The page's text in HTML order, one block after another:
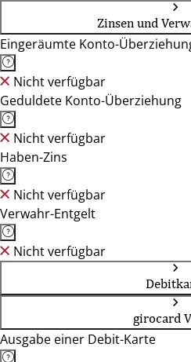
Zinsen und
Eingeräumte Konto-
Nicht verfügbar
Geduldete Konto-Überziehung
Nicht verfügbar
Haben-Zins
Nicht verfügbar
Verwahr-Entgelt
Nicht verfügbar
girocard
Ausgabe einer Debit-Karte